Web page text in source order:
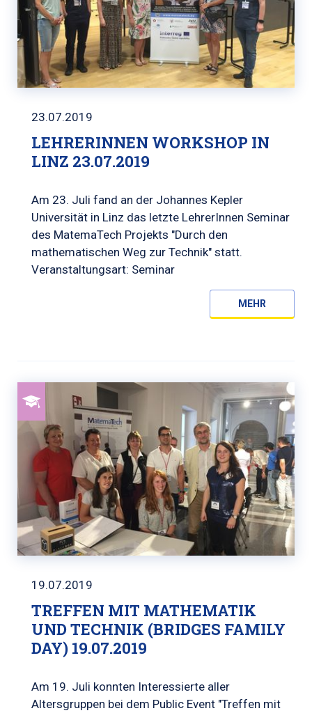
23.07.2019
LEHRERINNEN WORKSHOP IN
LINZ 23.07.2019
Am 23. Juli fand an der Johannes Kepler
Universität in Linz das letzte LehrerInnen Seminar
des MatemaTech Projekts "Durch den
mathematischen Weg zur Technik" statt.
Veranstaltungsart: Seminar
MEHR
19.07.2019
TREFFEN MIT MATHEMATIK
UND TECHNIK (BRIDGES FAMILY
DAY) 19.07.2019
Am 19. Juli konnten Interessierte aller
Altersgruppen bei dem Public Event "Treffen mit